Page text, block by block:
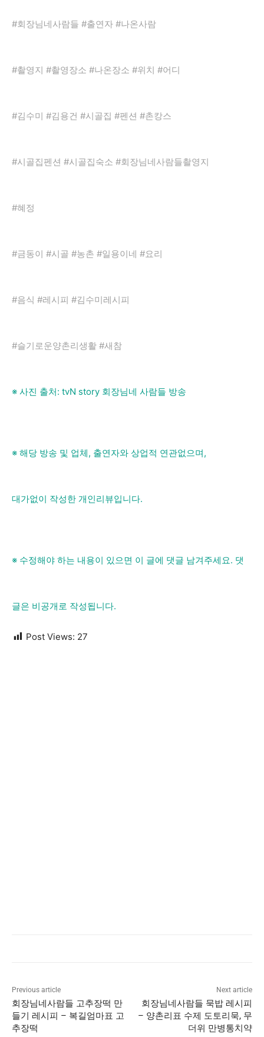
#회장님네사람들 #출연자 #나온사람
#촬영지 #촬영장소 #나온장소 #위치 #어디
#김수미 #김용건 #시골집 #펜션 #촌캉스
#시골집펜션 #시골집숙소 #회장님네사람들촬영지
#혜정
#금동이 #시골 #농촌 #일용이네 #요리
#음식 #레시피 #김수미레시피
#슬기로운양촌리생활 #새참
※ 사진 출처: tvN story 회장님네 사람들 방송
※ 해당 방송 및 업체, 출연자와 상업적 연관없으며,
대가없이 작성한 개인리뷰입니다.
※ 수정해야 하는 내용이 있으면 이 글에 댓글 남겨주세요. 댓
글은 비공개로 작성됩니다.
Post Views: 27
Previous article
회장님네사람들 고추장떡 만
들기 레시피 – 복길엄마표 고
추장떡
Next article
회장님네사람들 묵밥 레시피
– 양촌리표 수제 도토리묵, 무
더위 만병통치약